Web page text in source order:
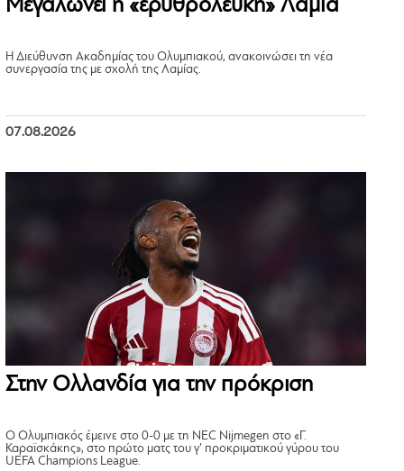
Μεγαλώνει η «ερυθρόλευκη» Λαμία
Η Διεύθυνση Ακαδημίας του Ολυμπιακού, ανακοινώσει τη νέα
συνεργασία της με σχολή της Λαμίας.
07.08.2026
Στην Ολλανδία για την πρόκριση
Ο Ολυμπιακός έμεινε στο 0-0 με τη NEC Nijmegen στο «Γ.
Καραϊσκάκης», στο πρώτο ματς του γ’ προκριματικού γύρου του
UEFA Champions League.